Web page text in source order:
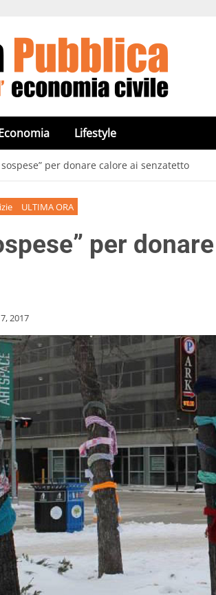
Lifestyle
sospese” per donare calore ai senzatetto
ULTIMA ORA
per
2017